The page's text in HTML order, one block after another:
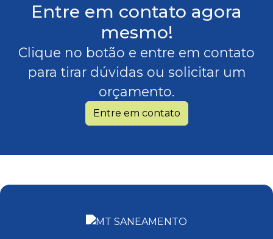
Entre em contato agora
mesmo!
Clique no botão e entre em contato
para tirar dúvidas ou solicitar um
orçamento.
Entre em contato